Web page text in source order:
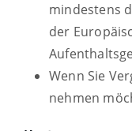
mindestens
der
Wenn Sie
nehmen